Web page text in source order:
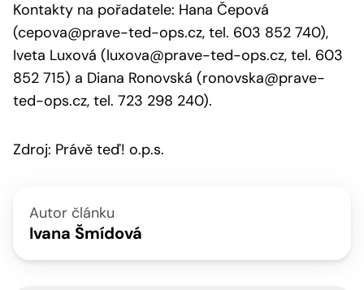
Kontakty na pořadatele: Hana Čepová
(cepova@prave-ted-ops.cz, tel. 603 852 740),
Iveta Luxová (luxova@prave-ted-ops.cz, tel. 603
852 715) a Diana Ronovská (ronovska@prave-
ted-ops.cz, tel. 723 298 240).
Zdroj: Právě teď! o.p.s.
Autor článku
Ivana Šmídová